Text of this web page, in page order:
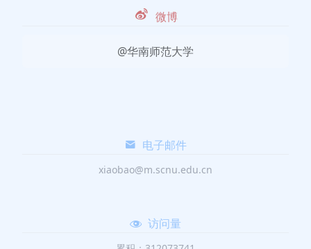
微博
@华南师范大学
电子邮件
xiaobao@m.scnu.edu.cn
访问量